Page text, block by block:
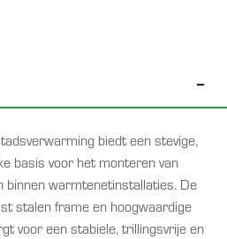
biedt een stevige,
basis voor het monteren van
binnen warmtenetinstallaties. De
stalen frame en hoogwaardige
voor een stabiele, trillingsvrije en